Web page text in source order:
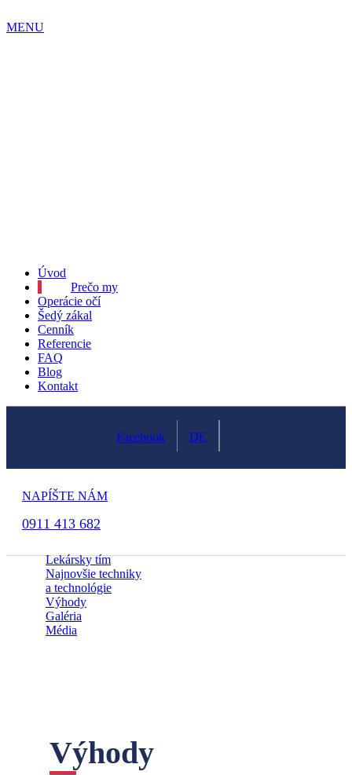
MENU
Úvod
Prečo my
Operácie očí
Šedý zákal
Cenník
Referencie
FAQ
Blog
Kontakt
Facebook DE
NAPÍŠTE NÁM
0911 413 682
Lekársky tím
Najnovšie techniky
a technológie
Výhody
Galéria
Média
Výhody